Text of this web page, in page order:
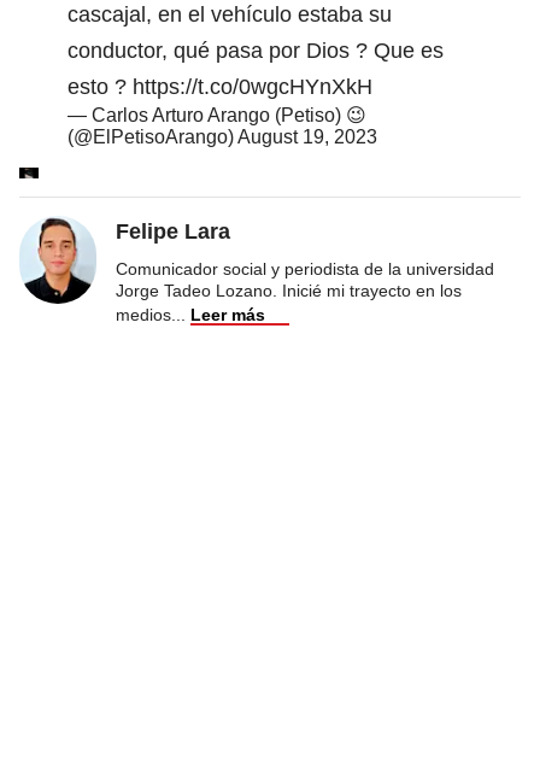
cascajal, en el vehículo estaba su
conductor, qué pasa por Dios ? Que es
esto ? https://t.co/0wgcHYnXkH
— Carlos Arturo Arango (Petiso) 😉
(@ElPetisoArango)August 19, 2023
Felipe Lara
Comunicador social y periodista de la universidad
Jorge Tadeo Lozano. Inicié mi trayecto en los
medios
Leer más